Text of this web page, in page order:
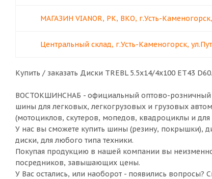
МАГАЗИН VIANOR, РК, ВКО, г.Усть-
Центральный склад, г.Усть-Каменогорск,
Купить / заказать Диски TREBL 5.5х14/4х100 ET43
ВОСТОКШИНСНАБ - официальный оптово-розничный
шины для легковых, легкогрузовых и грузовых
(мотоциклов, скутеров, мопедов, квадроциклы и для
У нас вы сможете купить шины (резину, покрышки),
диски, для любого типа техники.
Покупая продукцию в нашей компании вы
посредников, завышающих цены.
У Вас остались, или наоборот - появились вопросы?